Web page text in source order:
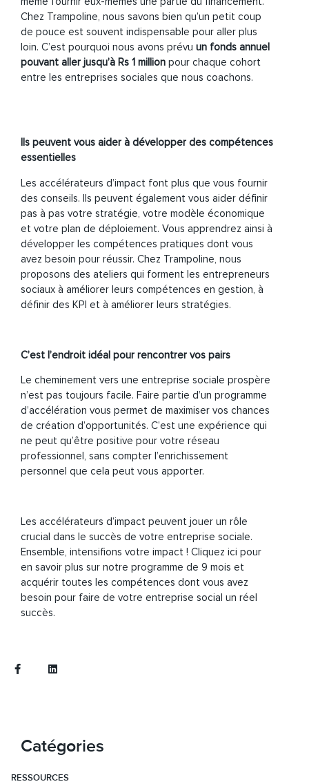
Chez Trampoline, nous savons bien qu’un petit coup
de pouce est souvent indispensable pour aller plus
loin. C’est pourquoi nous avons prévu un fonds annuel
pouvant aller jusqu’à Rs 1 million pour chaque cohort
entre les entreprises sociales que nous coachons.
Ils peuvent vous aider à développer des compétences
essentielles
Les accélérateurs d’impact font plus que vous fournir
des conseils. Ils peuvent également vous aider définir
pas à pas votre stratégie, votre modèle économique
et votre plan de déploiement. Vous apprendrez ainsi à
développer les compétences pratiques dont vous
avez besoin pour réussir. Chez Trampoline, nous
proposons des ateliers qui forment les entrepreneurs
sociaux à améliorer leurs compétences en gestion, à
définir des KPI et à améliorer leurs stratégies.
C’est l’endroit idéal pour rencontrer vos pairs
Le cheminement vers une entreprise sociale prospère
n’est pas toujours facile. Faire partie d’un programme
d’accélération vous permet de maximiser vos chances
de création d’opportunités. C’est une expérience qui
ne peut qu’être positive pour votre réseau
professionnel, sans compter l’enrichissement
personnel que cela peut vous apporter.
Les accélérateurs d’impact peuvent jouer un rôle
crucial dans le succès de votre entreprise sociale.
Ensemble, intensifions votre impact ! Cliquez ici pour
en savoir plus sur notre programme de 9 mois et
acquérir toutes les compétences dont vous avez
besoin pour faire de votre entreprise social un réel
succès.
Catégories
RESSOURCES